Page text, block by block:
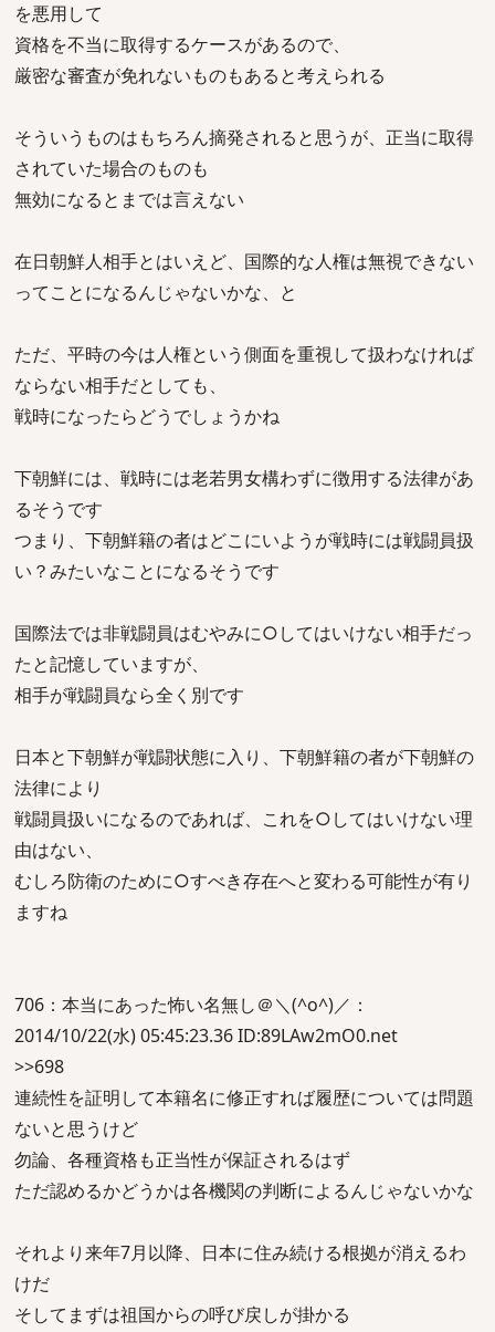
を悪用して
資格を不当に取得するケースがあるので、
厳密な審査が免れないものもあると考えられる
そういうものはもちろん摘発されると思うが、正当に取得
されていた場合のものも
無効になるとまでは言えない
在日朝鮮人相手とはいえど、国際的な人権は無視できない
ってことになるんじゃないかな、と
ただ、平時の今は人権という側面を重視して扱わなければ
ならない相手だとしても、
戦時になったらどうでしょうかね
下朝鮮には、戦時には老若男女構わずに徴用する法律があ
るそうです
つまり、下朝鮮籍の者はどこにいようが戦時には戦闘員扱
い？みたいなことになるそうです
国際法では非戦闘員はむやみに○してはいけない相手だっ
たと記憶していますが、
相手が戦闘員なら全く別です
日本と下朝鮮が戦闘状態に入り、下朝鮮籍の者が下朝鮮の
法律により
戦闘員扱いになるのであれば、これを○してはいけない理
由はない、
むしろ防衛のために○すべき存在へと変わる可能性が有り
ますね
706：本当にあった怖い名無し＠＼(^o^)／：
2014/10/22(水) 05:45:23.36 ID:89LAw2mO0.net
>>698
連続性を証明して本籍名に修正すれば履歴については問題
ないと思うけど
勿論、各種資格も正当性が保証されるはず
ただ認めるかどうかは各機関の判断によるんじゃないかな
それより来年7月以降、日本に住み続ける根拠が消えるわ
けだ
そしてまずは祖国からの呼び戻しが掛かる